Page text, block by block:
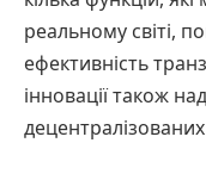
реальному світі,
ефективність
інновації також